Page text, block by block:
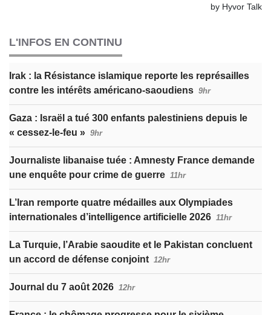
L'INFOS EN CONTINU
Irak : la Résistance islamique reporte les représailles
contre les intérêts américano-saoudiens 9hr
Gaza : Israël a tué 300 enfants palestiniens depuis le
« cessez-le-feu » 9hr
Journaliste libanaise tuée : Amnesty France demande
une enquête pour crime de guerre 11hr
L’Iran remporte quatre médailles aux Olympiades
internationales d’intelligence artificielle 2026 11hr
La Turquie, l’Arabie saoudite et le Pakistan concluent
un accord de défense conjoint 12hr
Journal du 7 août 2026 12hr